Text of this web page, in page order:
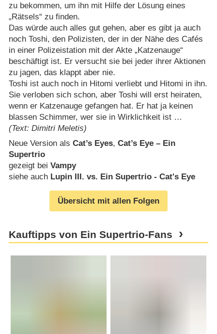
zu bekommen, um ihn mit Hilfe der Lösung eines
„Rätsels“ zu finden.
Das würde auch alles gut gehen, aber es gibt ja auch
noch Toshi, den Polizisten, der in der Nähe des Cafés
in einer Polizeistation mit der Akte „Katzenauge“
beschäftigt ist. Er versucht sie bei jeder ihrer Aktionen
zu jagen, das klappt aber nie.
Toshi ist auch noch in Hitomi verliebt und Hitomi in ihn.
Sie verloben sich schon, aber Toshi will erst heiraten,
wenn er Katzenauge gefangen hat. Er hat ja keinen
blassen Schimmer, wer sie in Wirklichkeit ist …
(Text: Dimitri Meletis)
Neue Version als Cat’s Eyes, Cat’s Eye – Ein
Supertrio
gezeigt bei Vampy
siehe auch Lupin III. vs. Ein Supertrio - Cat's Eye
Übersicht mit allen Folgen
Kauftipps von Ein Supertrio-Fans